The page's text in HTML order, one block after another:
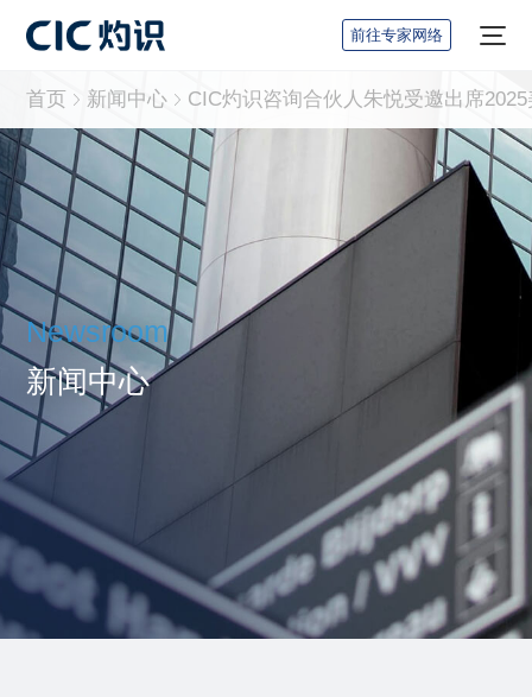
前往专家网络
Newsroom
新闻中心
首页 新闻中心